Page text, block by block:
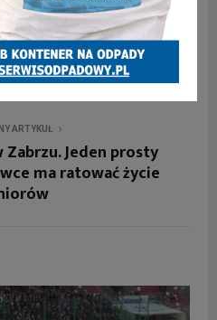
ARTYKUŁ
Strażaka 2026 przy
[WIDEO]
ARTYKUŁ
Zabrzu. Jeden prosty
ma ratować życie